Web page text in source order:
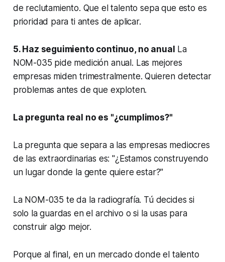
de reclutamiento. Que el talento sepa que esto es
prioridad para ti antes de aplicar.
5. Haz seguimiento continuo, no anual La
NOM-035 pide medición anual. Las mejores
empresas miden trimestralmente. Quieren detectar
problemas antes de que exploten.
La pregunta real no es "¿cumplimos?"
La pregunta que separa a las empresas mediocres
de las extraordinarias es: "¿Estamos construyendo
un lugar donde la gente quiere estar?"
La NOM-035 te da la radiografía. Tú decides si
solo la guardas en el archivo o si la usas para
construir algo mejor.
Porque al final, en un mercado donde el talento